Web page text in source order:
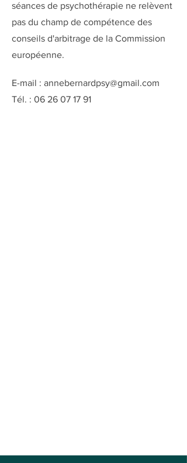
séances de psychothérapie ne relèvent
pas du champ de compétence des
conseils d'arbitrage de la Commission
européenne.
E-mail : annebernardpsy@gmail.com
Tél. : 06 26 07 17 91